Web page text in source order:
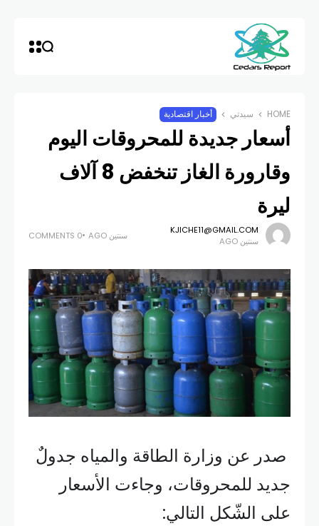
HOME سيدتي أخبار اقتصادية
أسعار جديدة للمحروقات اليوم
وقارورة الغاز تنخفض 8 آلاف
ليرة
KJICHE11@GMAIL.COM
سنتين AGO
سنتين AGO 0 COMMENTS
صدر عن وزارة الطاقة والمياه جدولٌ
جديد للمحروقات، وجاءت الأسعار
على الشّكل التالي: